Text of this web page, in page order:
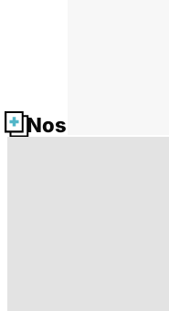
Nos fiches